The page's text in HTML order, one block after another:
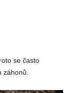
se často